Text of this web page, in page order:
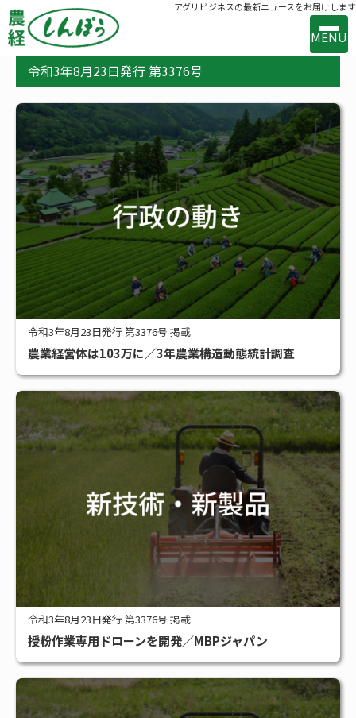
アグリビジネスの最新ニュースをお届けします
MENU
事業案内 出版案内 お問い合わせ
バックナンバー 購読のお申込み
新着 新技術・新製品 行政の動き メーカー・流通の動き
#アグリビジネス #サステナブル #スマート農業
令和3年8月23日発行 第3376号
令和3年8月23日発行 第3376号 掲載
農業経営体は103万に／3年農業構造動態統計調査
令和3年8月23日発行 第3376号 掲載
授粉作業専用ドローンを開発／MBPジャパン